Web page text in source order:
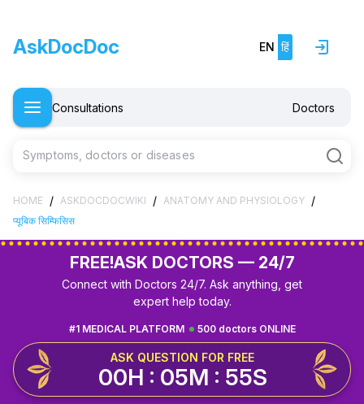
AskDocDoc EN हिं
Consultations Doctors
Symptoms, doctors or diseases
HOME / ASKDOCDOCWIKI / ANATOMY AND PHYSIOLOGY /
प्यूबिक सिम्फिसिस
FREE!ASK DOCTORS — 24/7
Connect with Doctors 24/7. Ask anything, get
expert help today.
500 doctors ONLINE
#1 MEDICAL PLATFORM
ASK QUESTION FOR FREE
00H : 05M : 55S